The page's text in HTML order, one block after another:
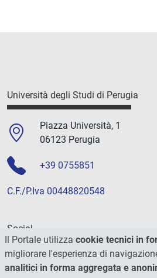
Università degli Studi di Perugia
Piazza Università, 1
06123 Perugia
+39 0755851
C.F./P.Iva 00448820548
Social
Il Portale utilizza cookie tecnici in
migliorare l'esperienza di
analitici in forma aggregata e